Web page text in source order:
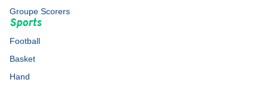
Groupe Scorers
Sports
Football
Basket
Hand